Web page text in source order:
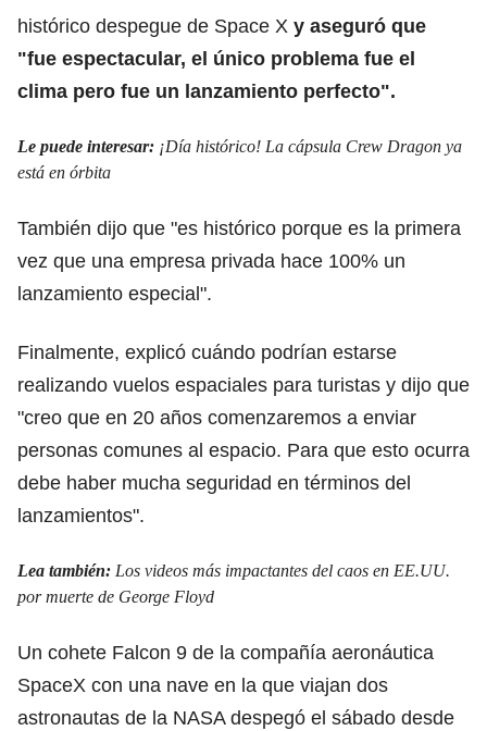
histórico despegue de Space X y aseguró que
"fue espectacular, el único problema fue el
clima pero fue un lanzamiento perfecto".
Le puede interesar: ¡Día histórico! La cápsula Crew Dragon ya
está en órbita
También dijo que "es histórico porque es la primera
vez que una empresa privada hace 100% un
lanzamiento especial".
Finalmente, explicó cuándo podrían estarse
realizando vuelos espaciales para turistas y dijo que
"creo que en 20 años comenzaremos a enviar
personas comunes al espacio. Para que esto ocurra
debe haber mucha seguridad en términos del
lanzamientos".
Lea también: Los videos más impactantes del caos en EE.UU.
por muerte de George Floyd
Un cohete Falcon 9 de la compañía aeronáutica
SpaceX con una nave en la que viajan dos
astronautas de la NASA despegó el sábado desde